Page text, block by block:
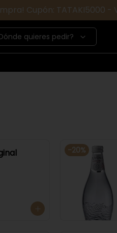
Cupón: TATAKI5000
quieres pedir?
-20%